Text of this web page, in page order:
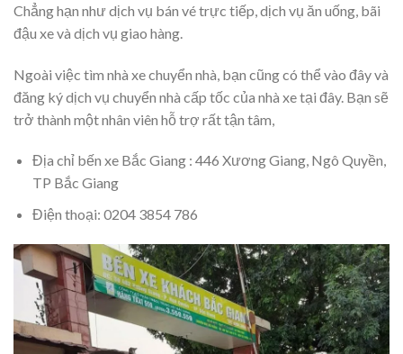
Chẳng hạn như dịch vụ bán vé trực tiếp, dịch vụ ăn uống, bãi
đậu xe và dịch vụ giao hàng.
Ngoài việc tìm nhà xe chuyển nhà, bạn cũng có thể vào đây và
đăng ký dịch vụ chuyển nhà cấp tốc của nhà xe tại đây. Bạn sẽ
trở thành một nhân viên hỗ trợ rất tận tâm,
Địa chỉ bến xe Bắc Giang : 446 Xương Giang, Ngô Quyền,
TP Bắc Giang
Điện thoại: 0204 3854 786